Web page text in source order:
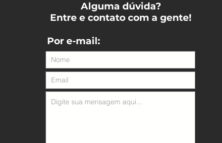
Alguma dúvida?
Entre e contato com a gente!
Por e-mail: